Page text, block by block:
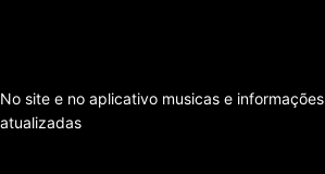
No site e no aplicativo musicas e informações
atualizadas